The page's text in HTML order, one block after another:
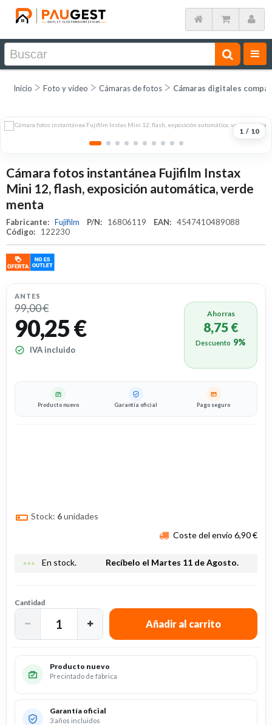
Inicio Foto y vídeo Cámaras de fotos Cámaras digitales
1 / 10
Cámara fotos instantánea Fujifilm Instax
Mini 12, flash, exposición automática, verde
menta
Fabricante: Fujifilm P/N: 16806119 EAN: 4547410489088
Código:
122230
ANTES
99,00 €
90,25 €
IVA incluido
Ahorras
8,75 €
Descuento 9%
Producto nuevo Garantía oficial Pago seguro
Stock: 6unidades
Coste del envío 6,90 €
more_horiz En stock. Recíbelo el Martes 11 de Agosto.
Cantidad
Producto nuevo
Precintado de fábrica
Garantía oficial
3 años incluidos